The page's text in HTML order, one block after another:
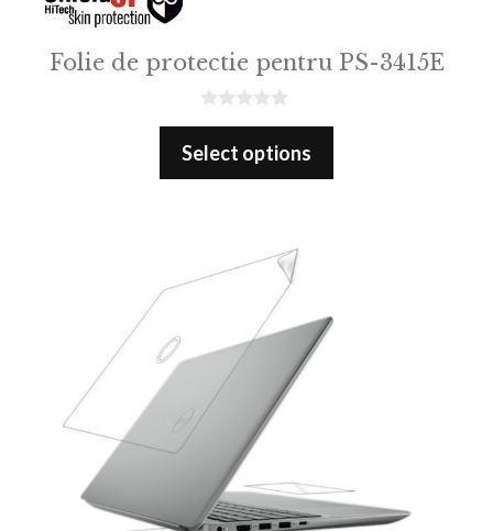
Folie de protectie pentru PS-3415E
0
u
Select options